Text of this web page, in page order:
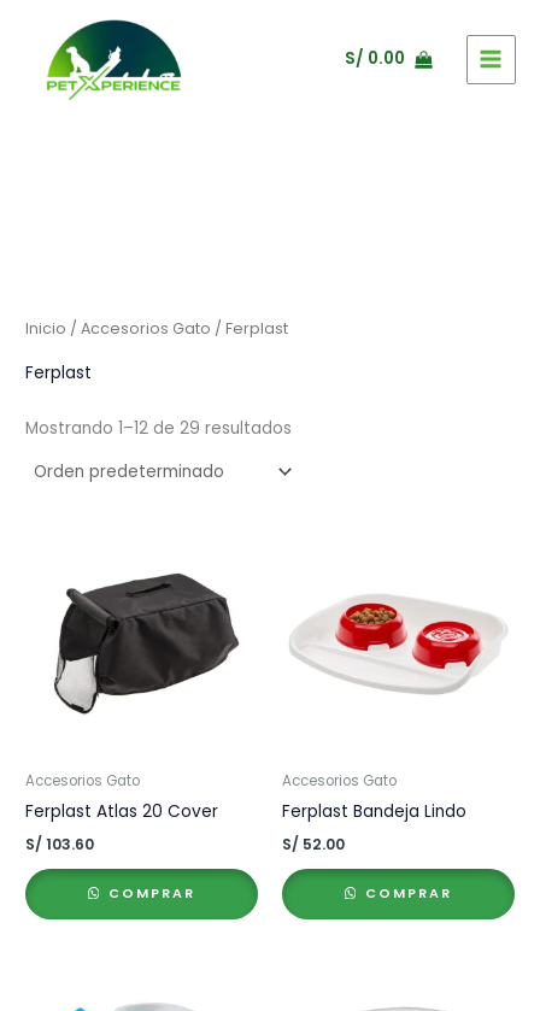
contenido
S/ 0.00
Inicio /Accesorios Gato / Ferplast
Ferplast
Mostrando 1–12 de 29 resultados
Accesorios Gato
Ferplast Atlas 20 Cover
S/ 103.60
COMPRAR
Accesorios Gato
Ferplast Bandeja Lindo
S/ 52.00
COMPRAR